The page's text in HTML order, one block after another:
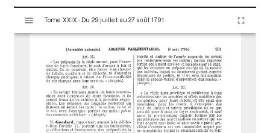
s
Tome XXIX - Du 29 juillet au 27 août 1791.